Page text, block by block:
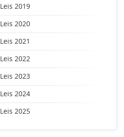
Leis 2019
Leis 2020
Leis 2021
Leis 2022
Leis 2023
Leis 2024
Leis 2025